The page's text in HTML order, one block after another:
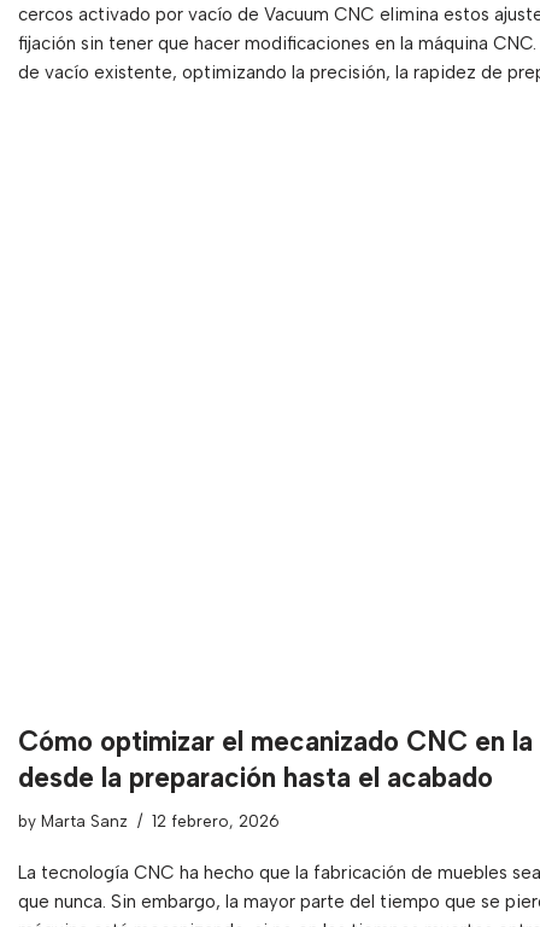
cercos activado por vacío de Vacuum CNC elimina estos
fijación sin tener que hacer modificaciones en la máquina
de vacío existente, optimizando la precisión, la rapidez de
Cómo optimizar el mecanizado CNC en
desde la preparación hasta el acabado
by Marta Sanz 12 febrero, 2026
La tecnología CNC ha hecho que la fabricación de muebles
que nunca. Sin embargo, la mayor parte del tiempo que se